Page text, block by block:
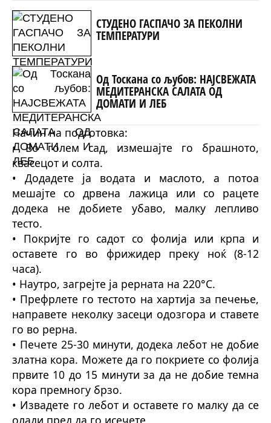
СТУДЕНО ГАСПАЧО ЗА ПЕКОЛНИ
ТЕМПЕРАТУРИ
Од Тоскана со љубов: НАЈСВЕЖАТА
МЕДИТЕРАНСКА САЛАТА ОД
ДОМАТИ И ЛЕБ
Начин на подготовка:
• Во голем сад, измешајте го брашното,
квасецот и солта.
• Додадете ја водата и маслото, а потоа
мешајте со дрвена лажица или со рацете
додека не добиете убаво, малку лепливо
тесто.
• Покријте го садот со фолија или крпа и
оставете го во фрижидер преку ноќ (8-12
часа).
• Наутро, загрејте ја рерната на 220°C.
• Префрлете го тестото на хартија за печење,
направете неколку засеци одозгора и ставете
го во рерна.
• Печете 25-30 минути, додека лебот не добие
златна кора. Можете да го покриете со фолија
првите 10 до 15 минути за да не добие темна
кора премногу брзо.
• Извадете го лебот и оставете го малку да се
олади пред да го исечете.